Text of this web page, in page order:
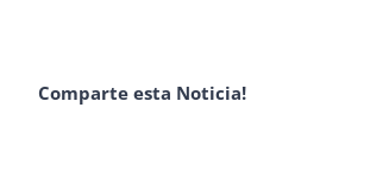
Comparte esta Noticia!